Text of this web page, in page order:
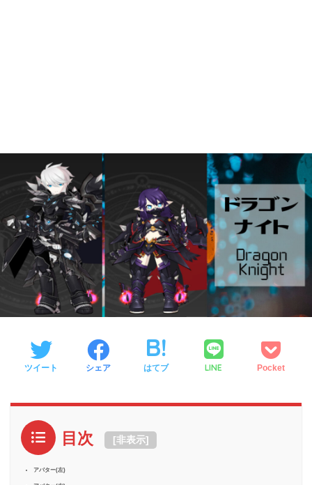
ツイート シェア はてブ LINE Pocket
目次 [非表示]
アバター(左)